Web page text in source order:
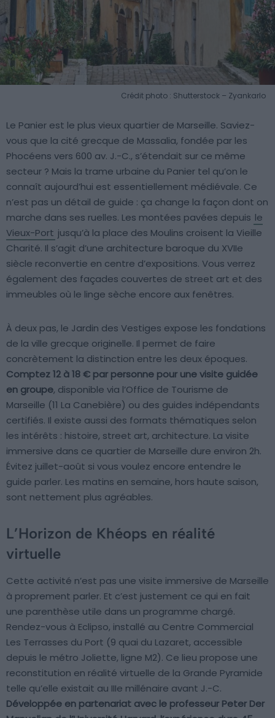
Crédit photo : Shutterstock – Zyankarlo
Le Panier est le plus vieux quartier de Marseille. Saviez-
vous que la cité grecque de Massalia, fondée par les
Phocéens vers 600 av. J.-C., s’étendait sur ce même
secteur ? Mais la trame urbaine du Panier tel qu’on le
connaît aujourd’hui est essentiellement médiévale. Ce
n’est pas un détail de guide : ça change la façon dont on
marche dans ses ruelles. Les montées pavées depuis le
Vieux-Port jusqu’à la place des Moulins croisent la Vieille
Charité. Il s’agit d’une architecture baroque du XVIIe
siècle reconvertie en centre d’expositions. Vous verrez
également des façades couvertes de street art et des
immeubles où le linge sèche encore aux fenêtres.
À deux pas, le Jardin des Vestiges expose les fondations
de la ville grecque originelle. Il permet de faire
concrètement la distinction entre les deux époques.
Comptez 12 à 18 € par personne pour une visite guidée
en groupe, disponible via l’Office de Tourisme de
Marseille (11 La Canebière) ou des guides indépendants
certifiés. Il existe aussi des formats thématiques selon
les intérêts : histoire, street art, architecture. La visite
immersive dans ce quartier de Marseille dure environ 2h.
Évitez juillet-août si vous voulez encore entendre le
guide parler. Les matins en semaine, hors haute saison,
sont nettement plus agréables.
L’Horizon de Khéops en réalité
virtuelle
Cette activité n’est pas une visite immersive de Marseille
à proprement parler. Et c’est justement ce qui en fait
une parenthèse utile dans un programme chargé.
Rendez-vous à Eclipso, installé au Centre Commercial
Les Terrasses du Port (9 quai du Lazaret, accessible
depuis le métro Joliette, ligne M2). Ce lieu propose une
reconstitution en réalité virtuelle de la Grande Pyramide
telle qu’elle existait au IIIe millénaire avant J.-C.
Développée en partenariat avec le professeur Peter Der